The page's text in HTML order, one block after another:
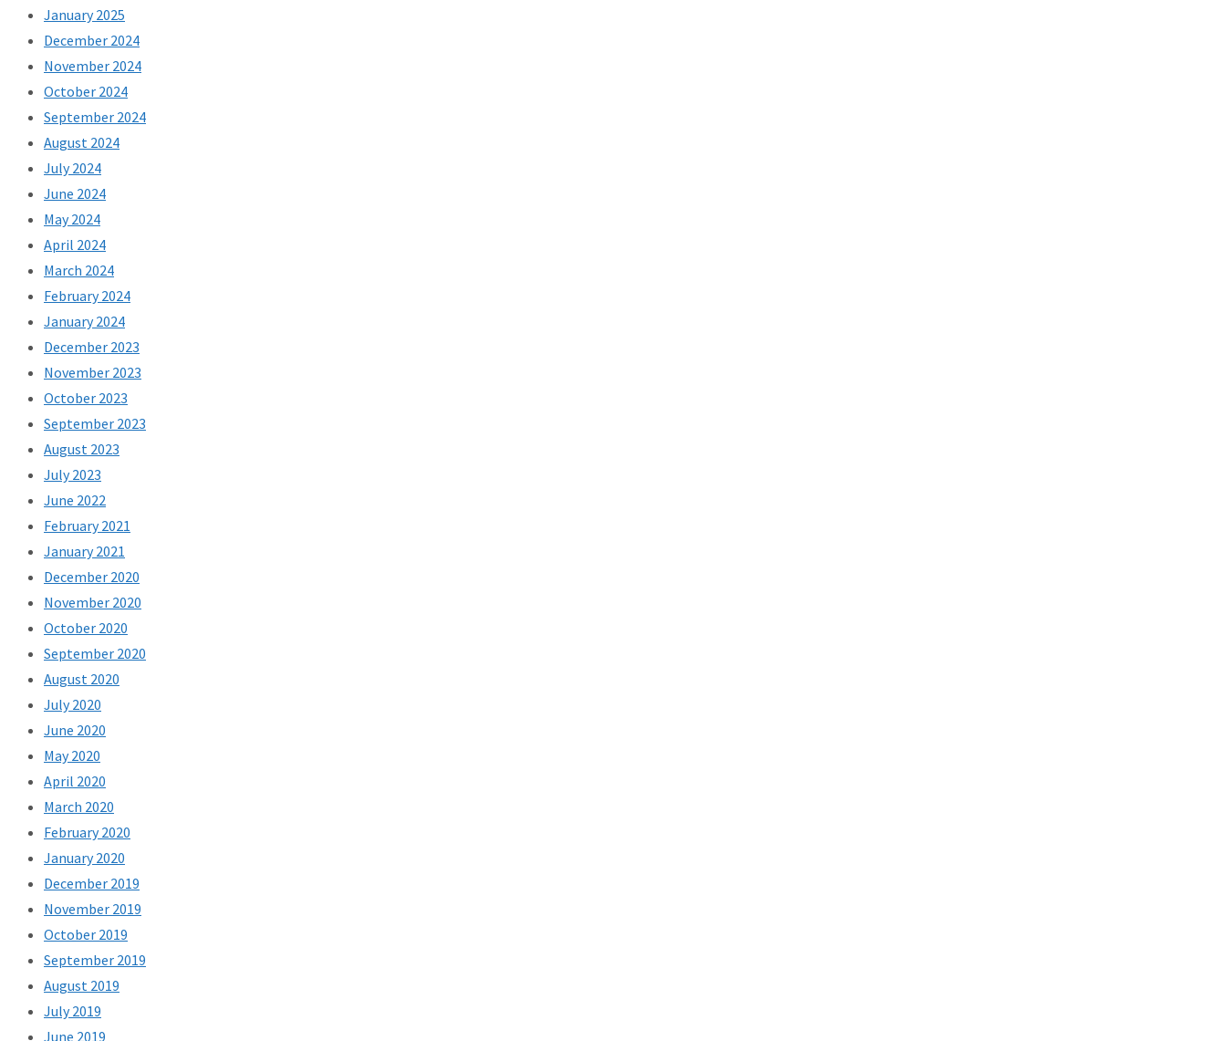
January 2025
December 2024
November 2024
October 2024
September 2024
August 2024
July 2024
June 2024
May 2024
April 2024
March 2024
February 2024
January 2024
December 2023
November 2023
October 2023
September 2023
August 2023
July 2023
June 2022
February 2021
January 2021
December 2020
November 2020
October 2020
September 2020
August 2020
July 2020
June 2020
May 2020
April 2020
March 2020
February 2020
January 2020
December 2019
November 2019
October 2019
September 2019
August 2019
July 2019
June 2019